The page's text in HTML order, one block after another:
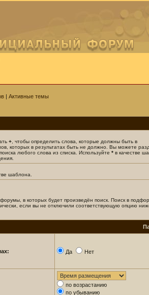
| Активные темы
+ , чтобы определить слова, которые должны быть в
которых в результатах быть не должно. Вы можете
любого слова из списка. Используйте * в качестве
шаблона.
в которых будет произведён поиск. Поиск в
если вы не отключили соответствующую опцию
Да Нет
по возрастанию
по убыванию